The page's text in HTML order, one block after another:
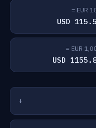
100
115.58
1,000
1155.80